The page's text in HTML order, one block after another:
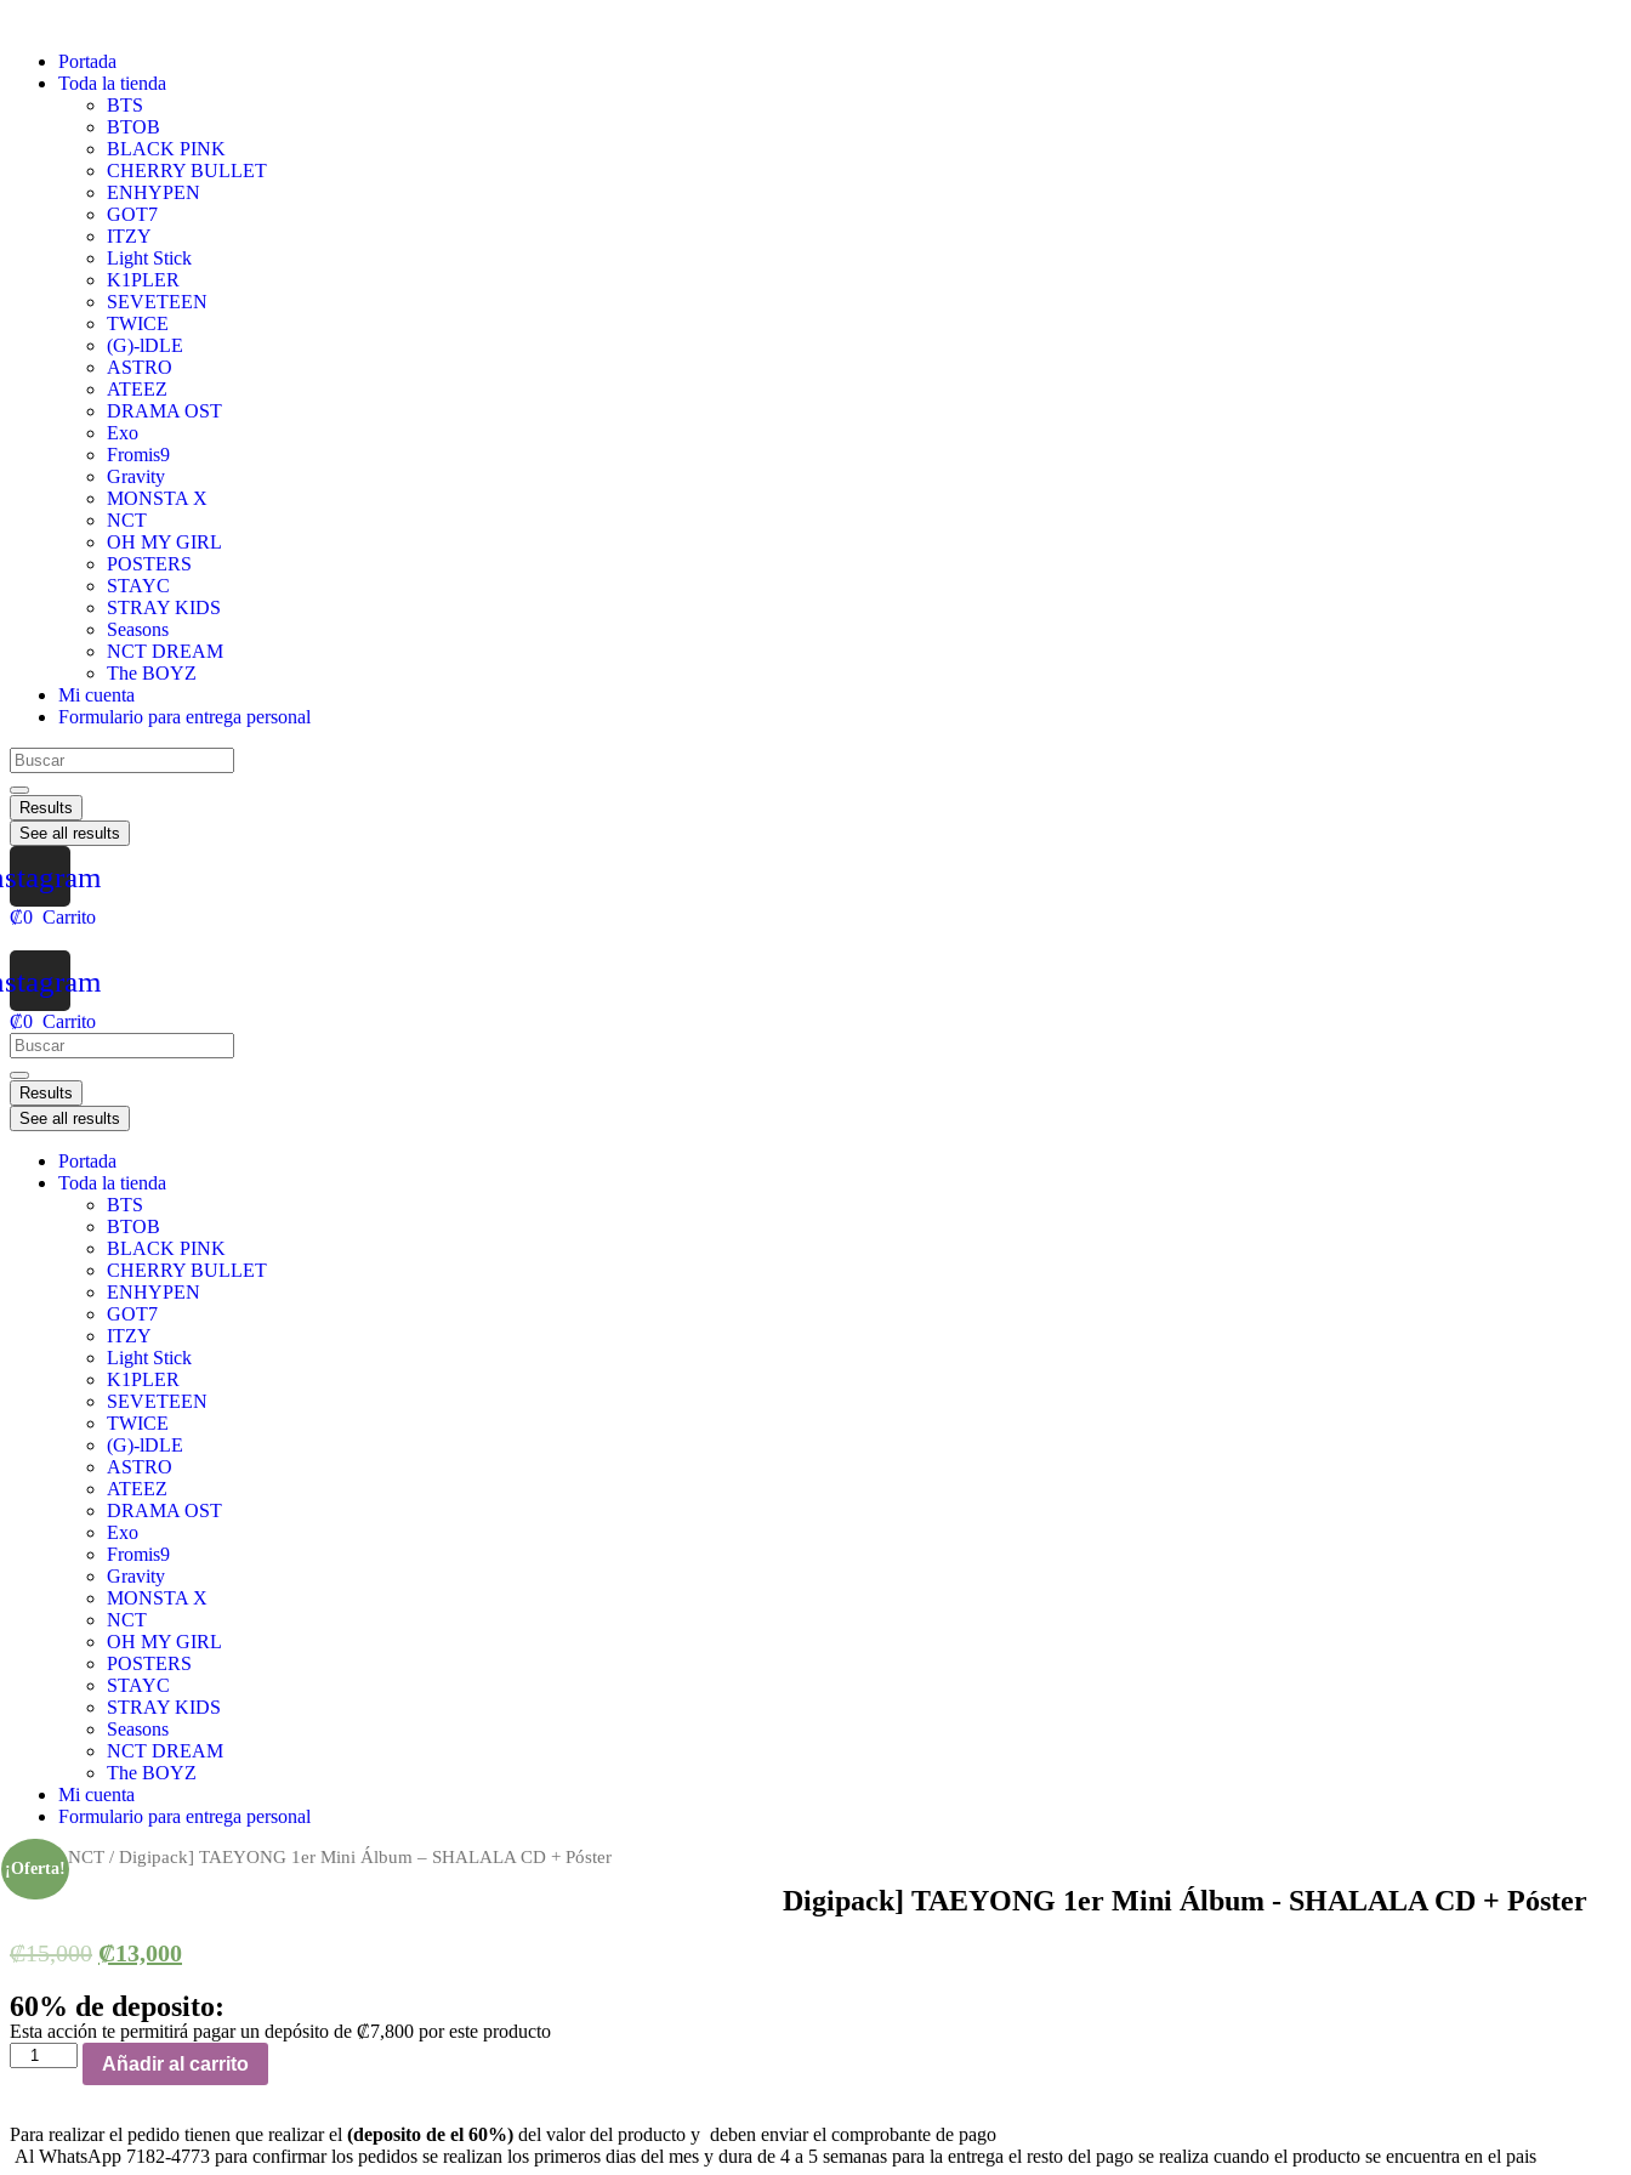
Portada
Toda la tienda
BTS
BTOB
BLACK PINK
CHERRY BULLET
ENHYPEN
GOT7
ITZY
Light Stick
K1PLER
SEVETEEN
TWICE
(G)-lDLE
ASTRO
ATEEZ
DRAMA OST
Exo
Fromis9
Gravity
MONSTA X
NCT
OH MY GIRL
POSTERS
STAYC
STRAY KIDS
Seasons
NCT DREAM
The BOYZ
Mi cuenta
Formulario para entrega personal
Results
See all results
₡0 Carrito
₡0 Carrito
Results
See all results
Portada
Toda la tienda
BTS
BTOB
BLACK PINK
CHERRY BULLET
ENHYPEN
GOT7
ITZY
Light Stick
K1PLER
SEVETEEN
TWICE
(G)-lDLE
ASTRO
ATEEZ
DRAMA OST
Exo
Fromis9
Gravity
MONSTA X
NCT
OH MY GIRL
POSTERS
STAYC
STRAY KIDS
Seasons
NCT DREAM
The BOYZ
Mi cuenta
Formulario para entrega personal
/NCT / Digipack] TAEYONG 1er Mini Álbum – SHALALA CD + Póster
¡Oferta!
Digipack] TAEYONG 1er Mini Álbum - SHALALA CD + Póster
₡15,000 ₡13,000
60% de deposito:
Esta acción te permitirá pagar un depósito de ₡7,800 por este producto
Digipack]
TAEYONG
Álbum
Añadir al carrito
Para realizar el pedido tienen que realizar el (deposito de el 60%) del valor del producto y deben enviar el comprobante de pago
Al WhatsApp 7182-4773 para confirmar los pedidos se realizan los primeros dias del mes y dura de 4 a 5 semanas para la entrega el resto del pago se realiza cuando el producto se encuentra en el pais